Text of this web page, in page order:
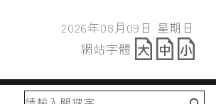
2026年08月09日
網站字體
2026年08月09日 星期日
網站字體